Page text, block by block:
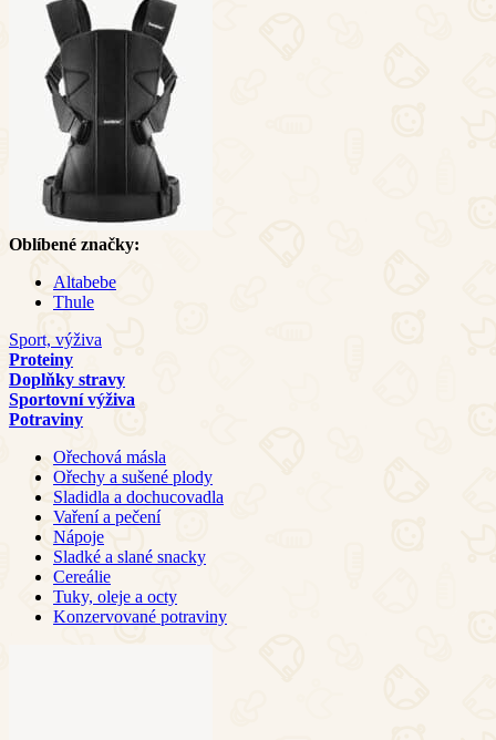
Oblíbené značky:
Altabebe
Thule
Sport, výživa
Proteiny
Doplňky stravy
Sportovní výživa
Potraviny
Ořechová másla
Ořechy a sušené plody
Sladidla a dochucovadla
Vaření a pečení
Nápoje
Sladké a slané snacky
Cereálie
Tuky, oleje a octy
Konzervované potraviny